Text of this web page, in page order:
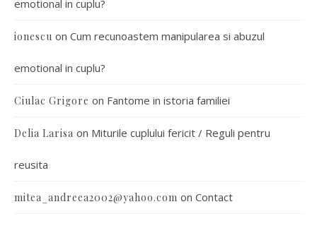
emotional in cuplu?
ionescu on Cum recunoastem manipularea si abuzul
emotional in cuplu?
Ciulac Grigore on Fantome in istoria familiei
Delia Larisa on Miturile cuplului fericit / Reguli pentru
reusita
mitea_andreea2002@yahoo.com on Contact